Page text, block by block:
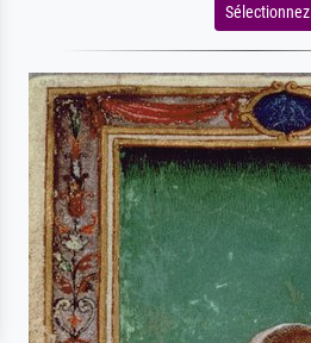
Sélectionnez